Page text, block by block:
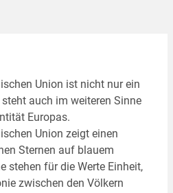
Union ist nicht nur ein
auch im weiteren Sinne
Europas.
Union zeigt einen
Sternen auf blauem
stehen für die Werte Einheit,
zwischen den Völkern